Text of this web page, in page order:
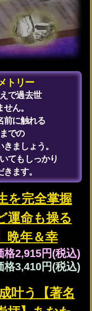
け
視
税込)
税込)
愛
声